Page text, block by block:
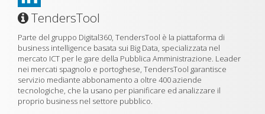
TendersTool
Parte del gruppo Digital360, TendersTool è la piattaforma di
business intelligence basata sui Big Data, specializzata nel
mercato ICT per le gare della Pubblica Amministrazione. Leader
nei mercati spagnolo e portoghese, TendersTool garantisce
servizio mediante abbonamento a oltre 400 aziende
tecnologiche, che la usano per pianificare ed analizzare il
proprio business nel settore pubblico.